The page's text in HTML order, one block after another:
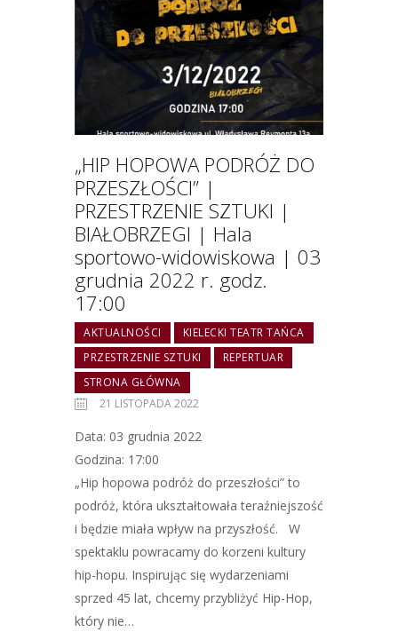
„HIP HOPOWA PODRÓŻ DO
PRZESZŁOŚCI” |
PRZESTRZENIE SZTUKI |
BIAŁOBRZEGI | Hala
sportowo-widowiskowa | 03
grudnia 2022 r. godz.
17:00
AKTUALNOŚCI
KIELECKI TEATR TAŃCA
PRZESTRZENIE SZTUKI
REPERTUAR
STRONA GŁÓWNA
21 LISTOPADA 2022
Data: 03 grudnia 2022
Godzina: 17:00
„Hip hopowa podróż do przeszłości” to
podróż, która ukształtowała teraźniejszość
i będzie miała wpływ na przyszłość. W
spektaklu powracamy do korzeni kultury
hip-hopu. Inspirując się wydarzeniami
sprzed 45 lat, chcemy przybliżyć Hip-Hop,
który nie…